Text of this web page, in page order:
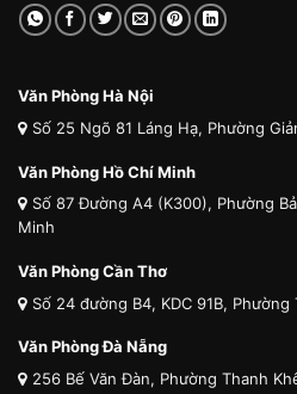
Văn Phòng Hà Nội
Số 25 Ngõ 81 Láng Hạ, Phường
Văn Phòng Hồ Chí Minh
Số 87 Đường A4 (K300), Phường
Minh
Văn Phòng Cần Thơ
Số 24 đường B4, KDC 91B,
Văn Phòng Đà Nẵng
256 Bế Văn Đàn, Phường Thanh